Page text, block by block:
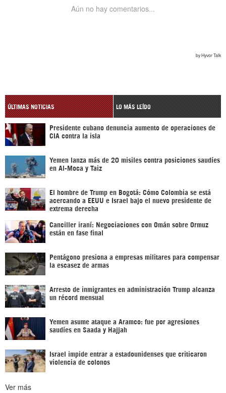
ÚLTIMAS NOTICIAS LO MÁS LEÍDO
Presidente cubano denuncia aumento de operaciones de
CIA contra la isla
Yemen lanza más de 20 misiles contra posiciones saudíes
en Al-Moca y Taiz
El hombre de Trump en Bogotá: Cómo Colombia se está
acercando a EEUU e Israel bajo el nuevo presidente de
extrema derecha
Canciller iraní: Negociaciones con Omán sobre Ormuz
están en fase final
Pentágono presiona a empresas militares para compensar
la escasez de armas
Arresto de inmigrantes en administración Trump alcanza
un récord mensual
Yemen asume ataque a Aramco: fue por agresiones
saudíes en Saada y Hajjah
Israel impide entrar a estadounidenses que criticaron
violencia de colonos
Ver más